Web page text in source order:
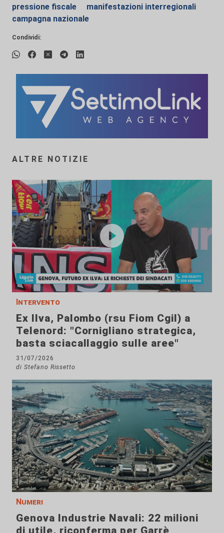
pressione fiscale
manifestazioni interregionali
campagna nazionale
Condividi:
ALTRE NOTIZIE
Intervento
Ex Ilva, Palombo (rsu Fiom Cgil) a
Telenord: "Cornigliano strategica,
basta sciacallaggio sulle aree"
31/07/2026
di Stefano Rissetto
Numeri
Genova Industrie Navali: 22 milioni
di utile, riconferma per Garrè